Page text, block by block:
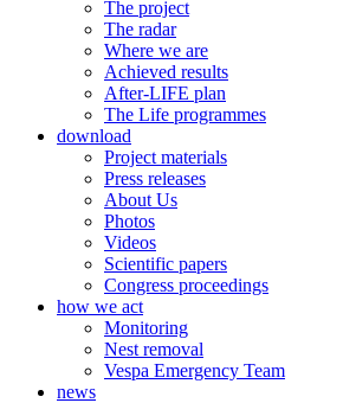
The project
The radar
Where we are
Achieved results
After-LIFE plan
The Life programmes
download
Project materials
Press releases
About Us
Photos
Videos
Scientific papers
Congress proceedings
how we act
Monitoring
Nest removal
Vespa Emergency Team
news